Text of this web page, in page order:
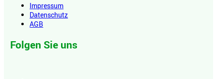
Impressum
Datenschutz
AGB
Folgen Sie uns